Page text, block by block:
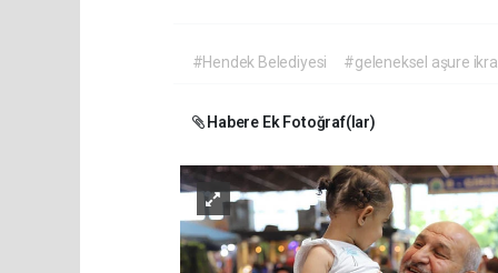
#Hendek Belediyesi #geleneksel aşure
Habere Ek Fotoğraf(lar)